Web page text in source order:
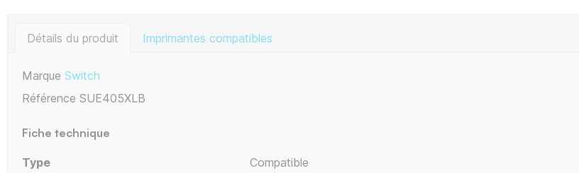
Détails du produit Imprimantes compatibles
Marque Switch
Référence SUE405XLB
Fiche technique
Type Compatible